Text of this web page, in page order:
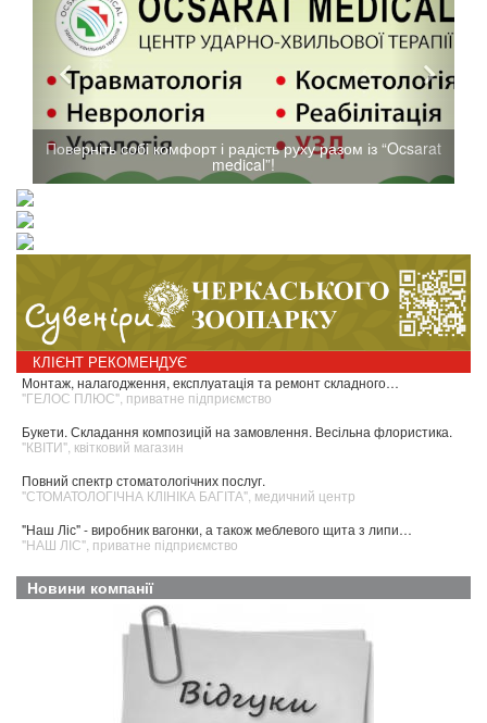
і радість руху разом із “Ocsarat
medical”!
Допомога людям,
азартних ігор,
КЛІЄНТ РЕКОМЕНДУЄ
та ремонт складного…
на замовлення. Весільна флористика.
послуг.
медичний центр
також меблевого щита з липи…
Металопластикові вікна за ціною
"KADO UKRAINE", компанія
Студентська знижка 10% на
"ВАШ ДІМ", агентство нерухомості
Усі види стоматологічних послуг
Новини компанії